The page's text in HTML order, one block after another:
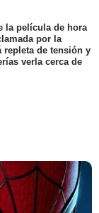
la película de hora
por la
repleta de tensión y
verla cerca de